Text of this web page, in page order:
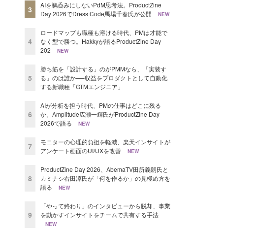
3
AIを鵜呑みにしないPdM思考法。ProductZine
Day 2026でDress Code馬場千春氏が公開
NEW
4
ロードマップも職種も溶ける時代、PMは才能で
なく型で勝つ。Hakkyが語るProductZine Day
202
NEW
5
勝ち筋を「設計する」のがPMMなら、「実装す
る」のは誰か──収益をプロダクトとして自動化
する新職種「GTMエンジニア」
6
AIが分析を担う時代、PMの仕事はどこに残る
か。Amplitude広瀬一輝氏がProductZine Day
2026で語る
NEW
7
モニターの心理的負担を軽減、楽天インサイトが
アンケート画面のUI/UXを改善
NEW
8
ProductZine Day 2026、AbemaTV田所義朗氏と
カミナシ右田涼氏が「何を作るか」の見極め方を
語る
NEW
9
「やって終わり」のインタビューから脱却、事業
を動かすインサイトをチームで共有する手法
NEW